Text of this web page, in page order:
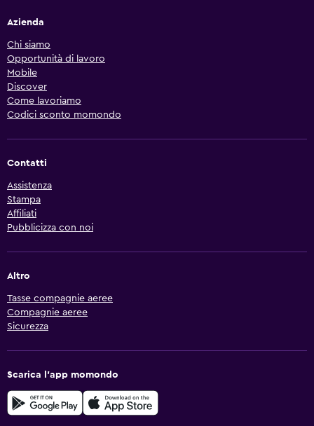
Azienda
Chi siamo
Opportunità di lavoro
Mobile
Discover
Come lavoriamo
Codici sconto momondo
Contatti
Assistenza
Stampa
Affiliati
Pubblicizza con noi
Altro
Tasse compagnie aeree
Compagnie aeree
Sicurezza
Scarica l'app momondo